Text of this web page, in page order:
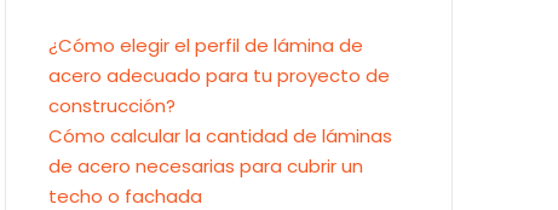
¿Cómo elegir el perfil de lámina de
acero adecuado para tu proyecto de
construcción?
Cómo calcular la cantidad de láminas
de acero necesarias para cubrir un
techo o fachada